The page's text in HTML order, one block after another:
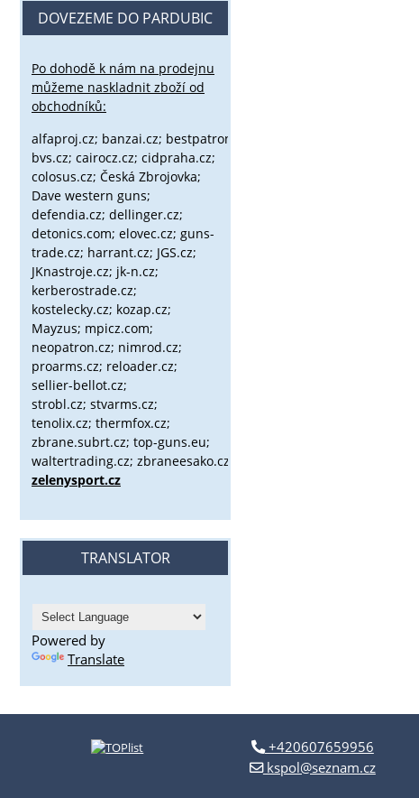
DOVEZEME DO PARDUBIC
Po dohodě k nám na prodejnu
můžeme naskladnit zboží od
obchodníků:
alfaproj.cz; banzai.cz; bestpatron.eu;
bvs.cz; cairocz.cz; cidpraha.cz;
colosus.cz; Česká Zbrojovka;
Dave western guns;
defendia.cz; dellinger.cz;
detonics.com; elovec.cz; guns-
trade.cz; harrant.cz; JGS.cz;
JKnastroje.cz; jk-n.cz;
kerberostrade.cz;
kostelecky.cz; kozap.cz;
Mayzus; mpicz.com;
neopatron.cz; nimrod.cz;
proarms.cz; reloader.cz;
sellier-bellot.cz;
strobl.cz; stvarms.cz;
tenolix.cz; thermfox.cz;
zbrane.subrt.cz; top-guns.eu;
waltertrading.cz; zbraneesako.cz;
zelenysport.cz
TRANSLATOR
Powered by
Translate
+420607659956
kspol@seznam.cz